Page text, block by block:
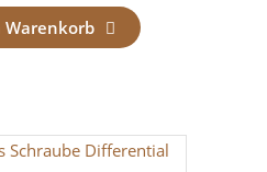
Warenkorb